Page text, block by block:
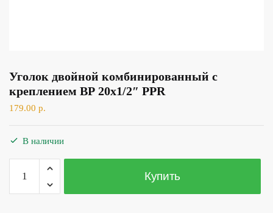
Уголок двойной комбинированный с
креплением ВР 20х1/2″ PPR
179.00 р.
В наличии
Количество
товара
Уголок
Купить